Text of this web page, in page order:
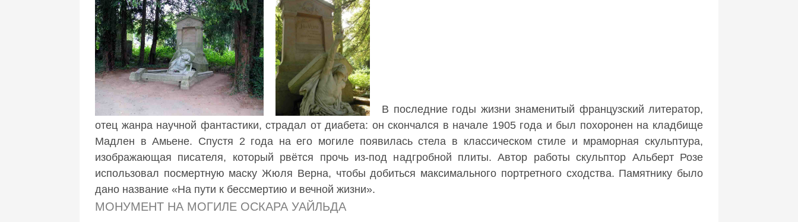
В последние годы жизни знаменитый французский литератор,
отец жанра научной фантастики, страдал от диабета: он скончался в начале 1905 года и был похоронен на кладбище
Мадлен в Амьене. Спустя 2 года на его могиле появилась стела в классическом стиле и мраморная скульптура,
изображающая писателя, который рвётся прочь из-под надгробной плиты. Автор работы скульптор Альберт Розе
использовал посмертную маску Жюля Верна, чтобы добиться максимального портретного сходства. Памятнику было
дано название «На пути к бессмертию и вечной жизни».
МОНУМЕНТ НА МОГИЛЕ ОСКАРА УАЙЛЬДА